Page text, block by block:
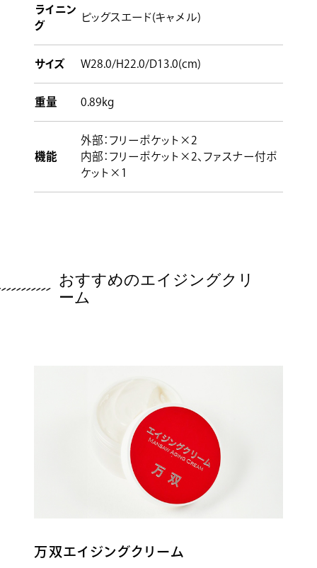
ライニン
グ
ピッグスエード(キャメル)
サイズ W28.0/H22.0/D13.0(cm)
重量 0.89kg
機能
外部：フリーポケット×2
内部：フリーポケット×2、ファスナー付ポ
ケット×1
おすすめのエイジングクリ
ーム
万双エイジングクリーム